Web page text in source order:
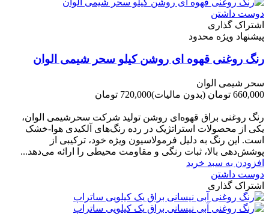
دوست داشتن
اشتراک گذاری
پیشنهاد ویژه محدود
رنگ روغنی قهوه ای روشن کیلو سحر شیمی الوان
سحر شیمی الوان
660,000 تومان
(بدون مالیات)720,000 تومان
رنگ روغنی براق قهوه‌ای روشن تولید شرکت سحرشیمی الوان،
یکی از محصولات استراتژیک در رده رنگ‌های آلکیدی هوا-خشک
است. این رنگ به دلیل فرمولاسیون ویژه خود، ترکیبی از
پوشش‌دهی بالا، ثبات رنگی و مقاومت محیطی را ارائه می‌دهد...
افزودن به سبد خرید
دوست داشتن
اشتراک گذاری